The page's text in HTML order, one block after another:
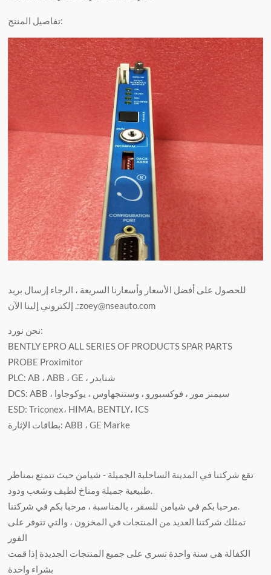
تفاصيل المنتج:
للحصول على أفضل الأسعار وأسعارنا السريعة ، الرجاء إرسال بريد
إلكتروني إلينا الآن .:zoey@nseauto.com
نحن نورد:
BENTLY EPRO ALL SERIES OF PRODUCTS SPAR PARTS
PROBE Proximitor
PLC: AB ، ABB ، GE ، شنايدر
DCS: ABB ، سيمنز مور ، فوكسبورو ، وستنجهاوس ، يوكوجاوا
ESD: Triconex، HIMA، BENTLY، ICS
بطاقات الإثارة: ABB ، GE Marke
تقع شركتنا في المدينة الساحلية الجميلة - شيامن حيث تتمتع بمناظر
طبيعية جميلة ومناخ لطيف وشعب ودود.
مرحبا بكم في شيامن للسفر ، بالمناسبة ، مرحبا بكم في شركتنا.
تمتلك شركتنا العديد من المنتجات في المخزون ، والتي تتوفر على
الفور
الكفالة هي سنة واحدة تسري على جميع المنتجات الجديدة إذا قمت
بشراء واحدة